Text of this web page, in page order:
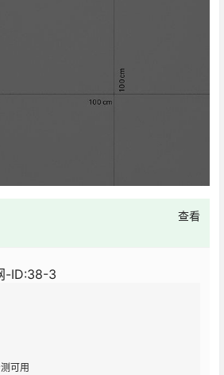
查看
-ID:38-3
可用